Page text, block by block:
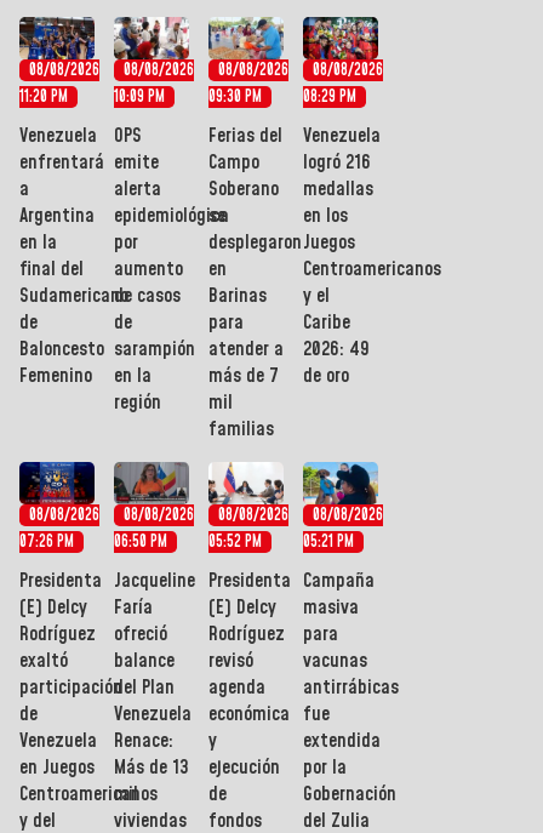
08/08/2026
11:20 PM
Venezuela
enfrentará
a
Argentina
en la
final del
Sudamericano
de
Baloncesto
Femenino
08/08/2026
10:09 PM
OPS
emite
alerta
epidemiológica
por
aumento
de casos
de
sarampión
en la
región
08/08/2026
09:30 PM
Ferias del
Campo
Soberano
se
desplegaron
en
Barinas
para
atender a
más de 7
mil
familias
08/08/2026
08:29 PM
Venezuela
logró 216
medallas
en los
Juegos
Centroamericanos
y el
Caribe
2026: 49
de oro
08/08/2026
07:26 PM
Presidenta
(E) Delcy
Rodríguez
exaltó
participación
de
Venezuela
en Juegos
Centroamericanos
y del
08/08/2026
06:50 PM
Jacqueline
Faría
ofreció
balance
del Plan
Venezuela
Renace:
Más de 13
mil
viviendas
08/08/2026
05:52 PM
Presidenta
(E) Delcy
Rodríguez
revisó
agenda
económica
y
ejecución
de
fondos
08/08/2026
05:21 PM
Campaña
masiva
para
vacunas
antirrábicas
fue
extendida
por la
Gobernación
del Zulia